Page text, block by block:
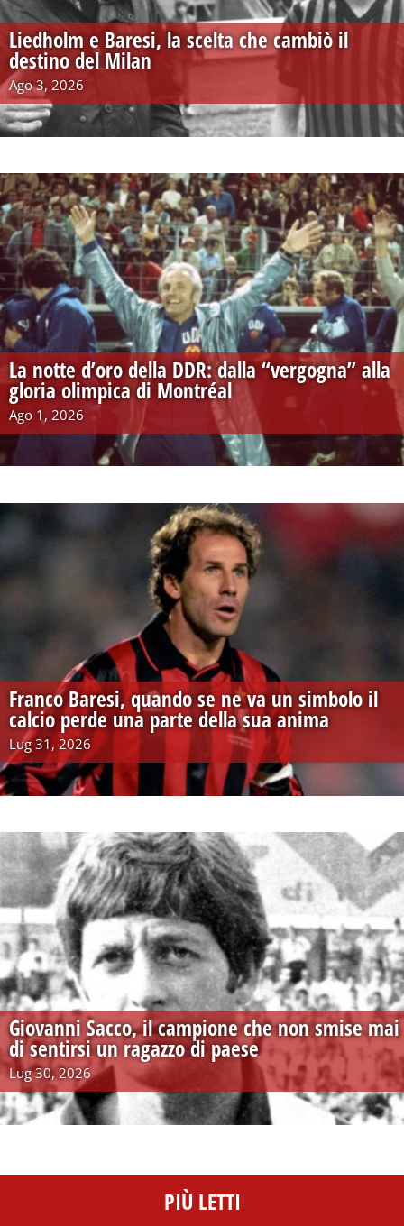
PIÙ LETTI
Liedholm e Baresi, la scelta che cambiò il
destino del Milan
Ago 3, 2026
La notte d’oro della DDR: dalla “vergogna” alla
gloria olimpica di Montréal
Ago 1, 2026
Franco Baresi, quando se ne va un simbolo il
calcio perde una parte della sua anima
Lug 31, 2026
Giovanni Sacco, il campione che non smise mai
di sentirsi un ragazzo di paese
Lug 30, 2026